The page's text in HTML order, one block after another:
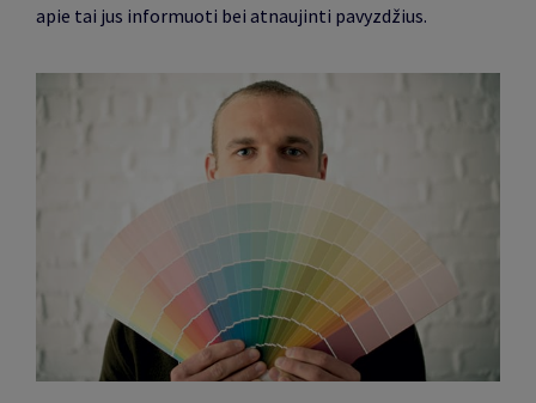
apie tai jus informuoti bei atnaujinti pavyzdžius.